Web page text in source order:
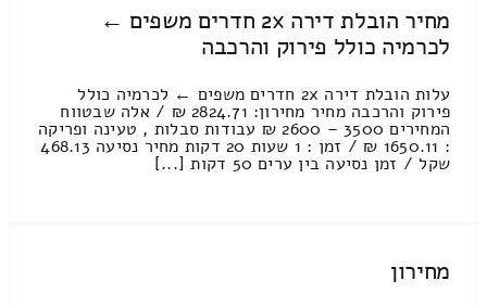
מחיר הובלת דירה 2x חדרים משפים ←
לכרמיה כולל פירוק והרכבה
עלות הובלת דירה 2x חדרים משפים ← לכרמיה כולל
פירוק והרכבה מחיר מחירון: 2824.71 ₪ / אלה שבטווח
המחירים 3500 – 2600 ₪ עבודות סבלות , טעינה ופריקה
: 1650.11 ₪ / זמן : 1 שעות 20 דקות מחיר נסיעה 468.13
שקל / זמן נסיעה בין ערים 50 דקות [...]
מחירון